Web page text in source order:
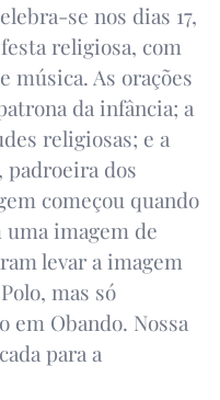
se nos dias 17,
religiosa, com
música. As orações
da infância; a
religiosas; e a
padroeira dos
começou quando
imagem de
levar a imagem
mas só
em Obando. Nossa
para a